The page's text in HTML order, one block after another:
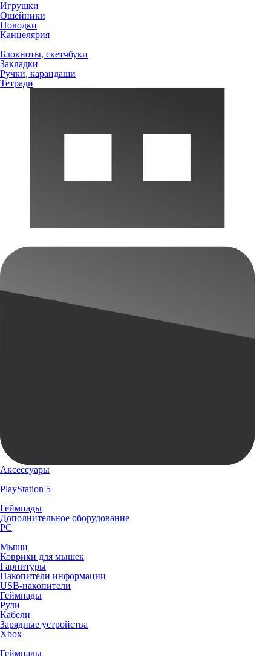
Игрушки
Ошейники
Поводки
Канцелярия
Блокноты, скетчбуки
Закладки
Ручки, карандаши
Тетради
Аксессуары
PlayStation 5
Геймпады
Дополнительное оборудование
PC
Мыши
Коврики для мышек
Гарнитуры
Накопители информации
USB-накопители
Геймпады
Рули
Кабели
Зарядные устройства
Xbox
Геймпады